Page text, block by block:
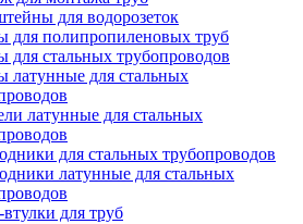
для водорозеток
для полипропиленовых труб
стальных трубопроводов
латунные для стальных
латунные для стальных
для стальных трубопроводов
латунные для стальных
для труб